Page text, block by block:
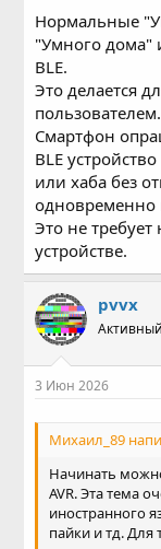
Нормальные
"Умного дома"
BLE.
Это делается
пользователем.
Смартфон
BLE
или хаба без
одновременно
Это не
устройстве.
pvvx
3 Июн 2026
Михаил_89
Начинать
AVR. Эта тема
иностранного
пайки и тд. Для